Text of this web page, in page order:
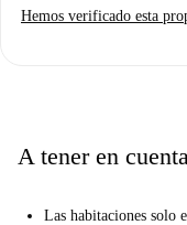
central y vistas al exterior.
Este histórico y vibrante
Hemos verificado esta
A tener en
Las habitaciones solo